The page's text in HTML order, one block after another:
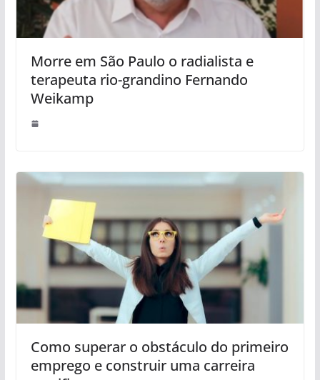
Morre em São Paulo o radialista e
terapeuta rio-grandino Fernando
Weikamp
Como superar o obstáculo do primeiro
emprego e construir uma carreira